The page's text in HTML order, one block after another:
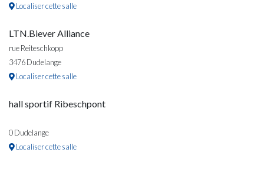
Localiser cette salle
LTN.Biever Alliance
rue Reiteschkopp
3476 Dudelange
Localiser cette salle
hall sportif Ribeschpont
0 Dudelange
Localiser cette salle